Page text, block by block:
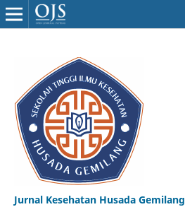
Jurnal Kesehatan Husada Gemilang